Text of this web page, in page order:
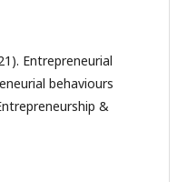
Entrepreneurial
behaviours
&